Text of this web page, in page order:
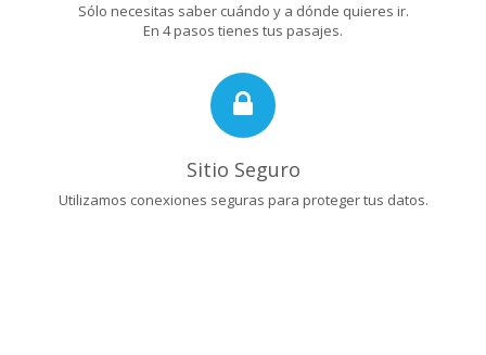
Sólo necesitas saber cuándo y a dónde quieres ir.
En 4 pasos tienes tus pasajes.
Sitio Seguro
Utilizamos conexiones seguras para proteger tus datos.